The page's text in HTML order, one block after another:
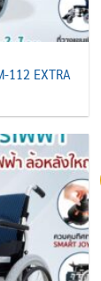
112 EXTRA